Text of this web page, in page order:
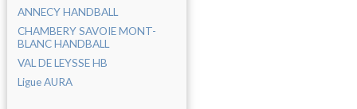
ANNECY HANDBALL
CHAMBERY SAVOIE MONT-
BLANC HANDBALL
VAL DE LEYSSE HB
Ligue AURA